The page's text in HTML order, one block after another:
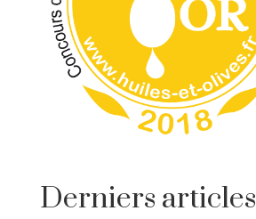
Derniers articles